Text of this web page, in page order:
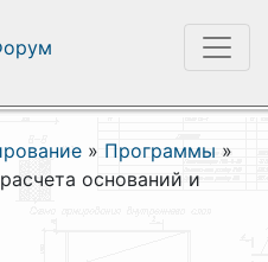
» Программы »
оснований и